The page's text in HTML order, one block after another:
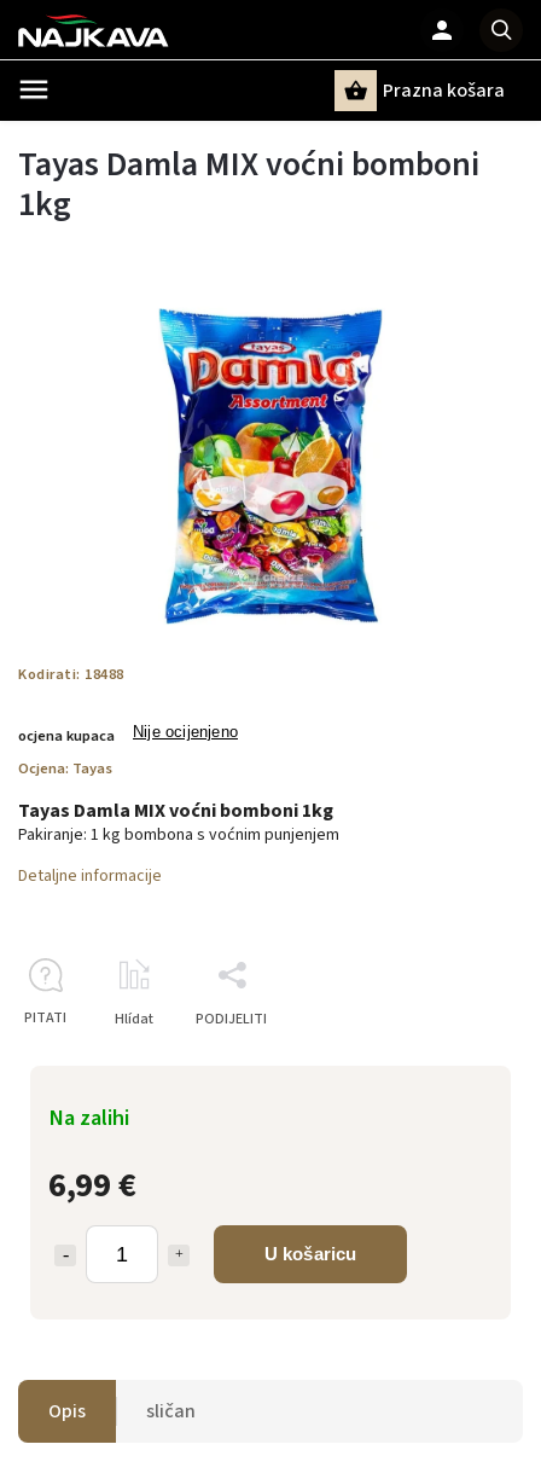
Prazna košara
Tayas Damla MIX voćni bomboni
1kg
Kodirati: 18488
ocjena kupaca Nije ocijenjeno
Ocjena: Tayas
6,99 €
U košaricu
Na zalihi
Tayas Damla MIX voćni bomboni 1kg
Pakiranje: 1 kg bombona s voćnim punjenjem
Detaljne informacije
PITATI Hlídat PODIJELITI
Opis sličan